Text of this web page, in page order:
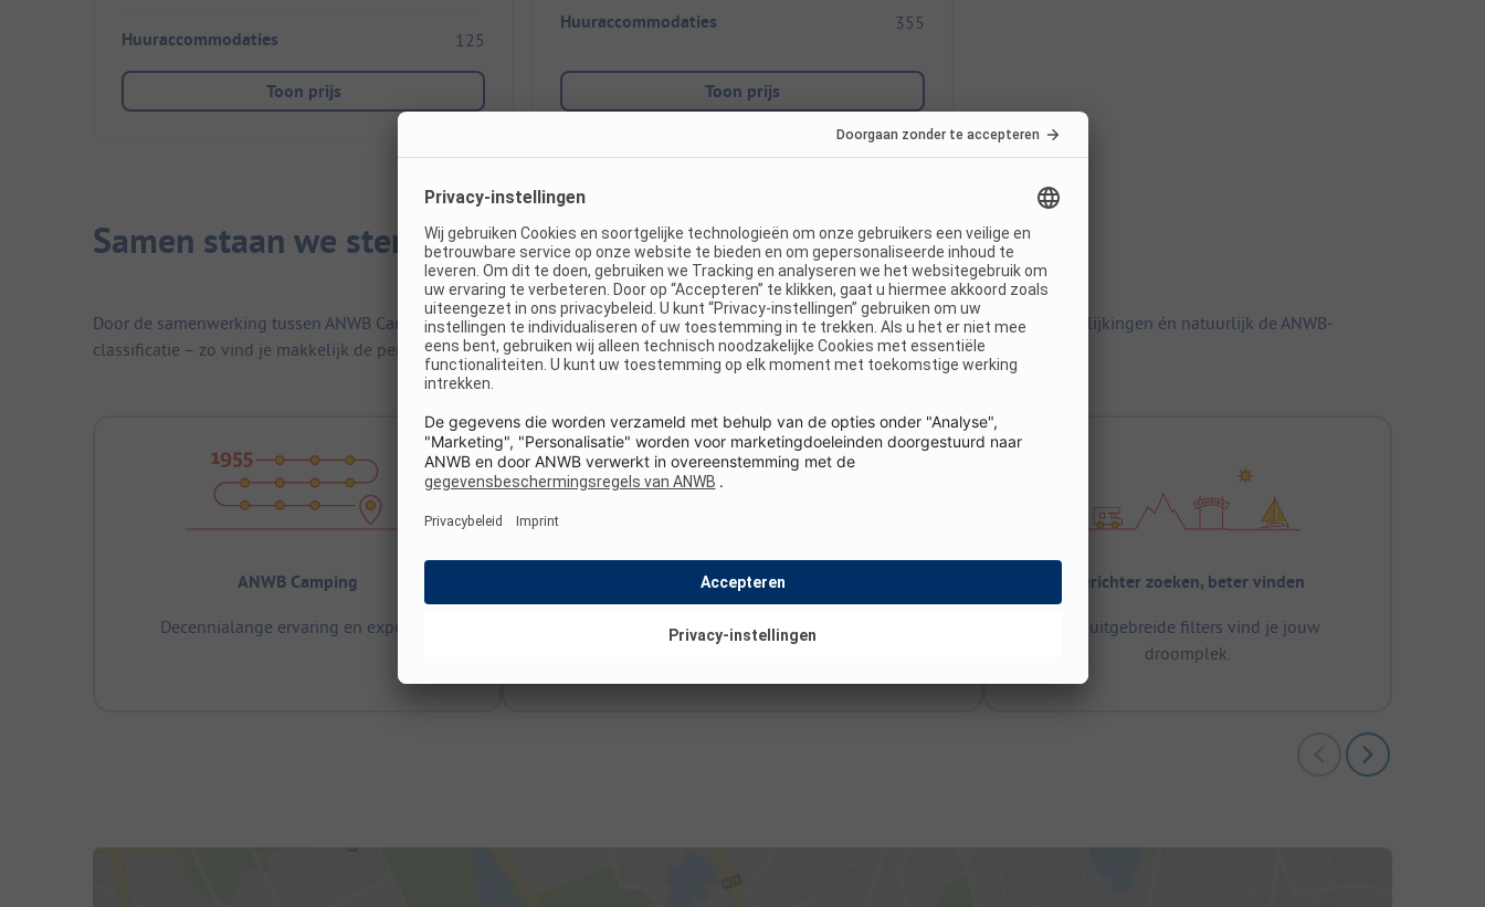
Huuraccommodaties 125
Toon prijs
Huuraccommodaties 355
Toon prijs
Samen staan we sterker
Door de samenwerking tussen ANWB Camping, de Duitse ADAC en de Zwitserse TCS krijg je betrouwbare informatie, duidelijke vergelijkingen én natuurlijk de ANWB-
classificatie – zo vind je makkelijk de perfecte camping, overal in Europa. Lees meer.
ANWB Camping
Decennialange ervaring en expertise
Bewezen & vertrouwd
Meer dan 15 miljoen bezoekers in de afgelopen 12
Gerichter zoeken, beter vinden
Met uitgebreide filters vind je jouw
droomplek.